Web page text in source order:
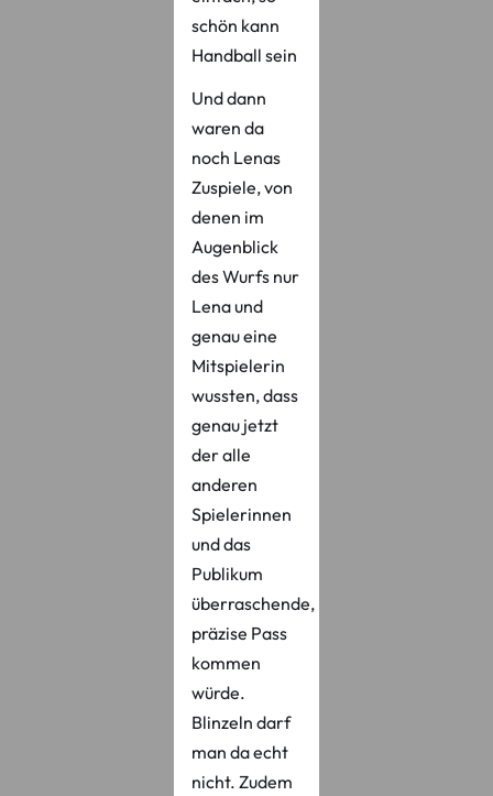
schön kann
Handball sein
Und dann
waren da
noch Lenas
Zuspiele, von
denen im
Augenblick
des Wurfs nur
Lena und
genau eine
Mitspielerin
wussten, dass
genau jetzt
der alle
anderen
Spielerinnen
und das
Publikum
überraschende,
präzise Pass
kommen
würde.
Blinzeln darf
man da echt
nicht. Zudem